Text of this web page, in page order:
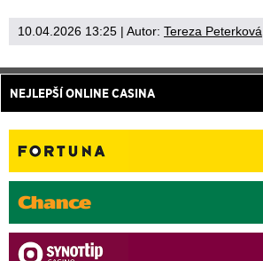
10.04.2026 13:25 | Autor: Tereza Peterková
NEJLEPŠÍ ONLINE CASINA